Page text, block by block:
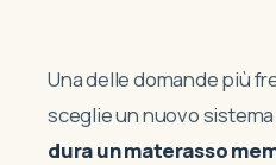
Una delle domande più
sceglie un nuovo
dura un materasso